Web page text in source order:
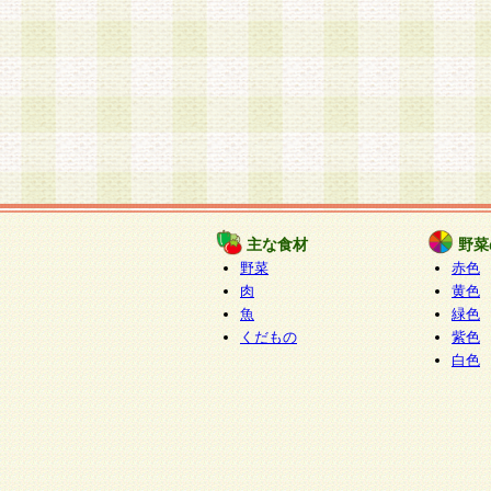
主な食材
野菜
肉
魚
くだもの
野
赤色
黄色
緑色
紫色
白色